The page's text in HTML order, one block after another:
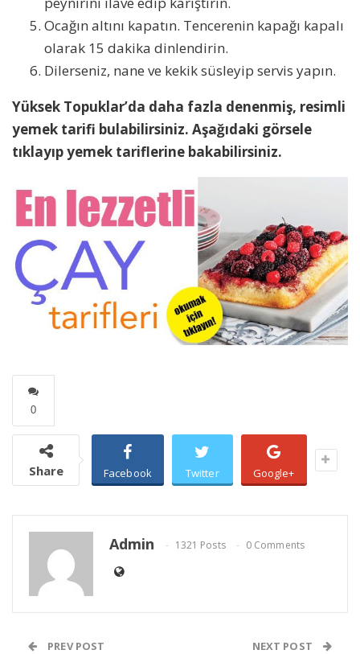
Ocağın altını kapatın. Tencerenin kapağı kapalı
olarak 15 dakika dinlendirin.
Dilerseniz, nane ve kekik süsleyip servis yapın.
Yüksek Topuklar’da daha fazla denenmiş, resimli
yemek tarifi bulabilirsiniz. Aşağıdaki görsele
tıklayıp yemek tariflerine bakabilirsiniz.
0
Share Facebook Twitter Google+
Admin 1321 Posts 0 Comments
PREV POST NEXT POST